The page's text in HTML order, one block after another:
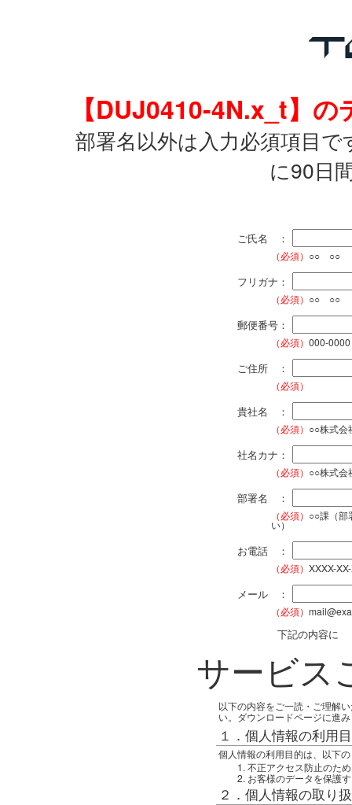
【DUJ0410-4N.x_t】
部署名以外は入力必須項目
に90日
ご氏名 ：
（必須） ○○ ○○
フリガナ：
（必須） ○○ ○○
郵便番号：
（必須） 000-0000
ご住所 ：
（必須）
貴社名 ：
（必須） ○○株式会
社名カナ：
（必須） ○○株式会
部署名 ：
（必須） ○○課（部
い）
お電話 ：
（必須） XXXX-
メール ：
（必須）
下記の内容に
サービス
以下の内容をご一読・ご理解
い。ダウンロードページに進
１．個人情報の利用
個人情報の利用目的は、以下
不正アクセス防止のため
お客様のデータを保護
２．個人情報の取り